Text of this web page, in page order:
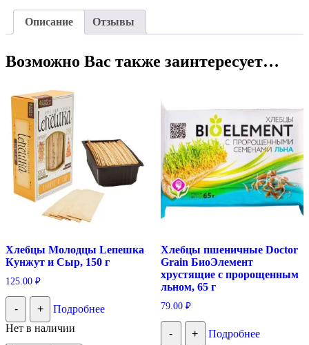
Описание Отзывы
Возможно Вас также заинтересует…
Хлебцы Молодцы Lепешка
Кунжут и Сыр, 150 г
125.00 ₽
- +
Подробнее
Нет в наличии
Хлебцы пшеничные Doctor
Grain БиоЭлемент
хрустящие с пророщенным
льном, 65 г
79.00 ₽
- +
Подробнее